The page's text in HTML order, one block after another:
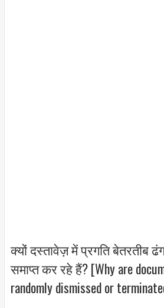
क्यों दस्तावेज़ में प्रगति बेतरतीब
समाप्त कर रहे हैं? [Why are
randomly dismissed or